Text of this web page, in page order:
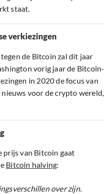
staat.
verkiezingen
de Bitcoin zal dit jaar
vorig jaar de Bitcoin-
in 2020 de focus van
voor de crypto wereld,
prijs van Bitcoin gaat
Bitcoin halving:
over zijn.